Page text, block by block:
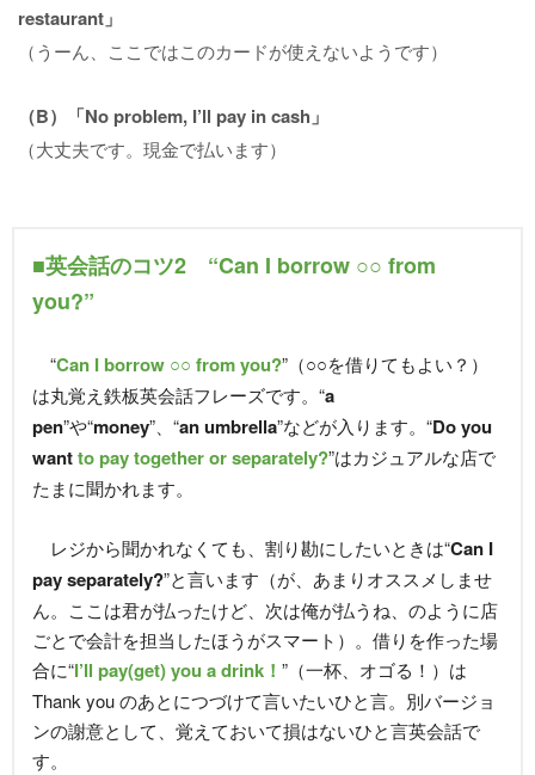
restaurant」
（うーん、ここではこのカードが使えないようです）
（B）「No problem, I’ll pay in cash」
（大丈夫です。現金で払います）
■英会話のコツ2 “Can I borrow ○○ from
you?”
“Can I borrow ○○ from you?”（○○を借りてもよい？）
は丸覚え鉄板英会話フレーズです。“a
pen”や“money”、“an umbrella”などが入ります。“Do you
wantto pay together or separately?”はカジュアルな店で
たまに聞かれます。
レジから聞かれなくても、割り勘にしたいときは“Can I
pay separately?”と言います（が、あまりオススメしませ
ん。ここは君が払ったけど、次は俺が払うね、のように店
ごとで会計を担当したほうがスマート）。借りを作った場
合に“I’ll pay(get) you a drink！ ”（一杯、オゴる！）は
Thank you のあとにつづけて言いたいひと言。別バージョ
ンの謝意として、覚えておいて損はないひと言英会話で
す。